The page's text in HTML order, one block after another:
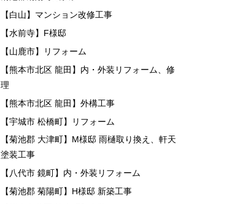
【白山】マンション改修工事
【水前寺】F様邸
【山鹿市】リフォーム
【熊本市北区 龍田】内・外装リフォーム、修
理
【熊本市北区 龍田】外構工事
【宇城市 松橋町】リフォーム
【菊池郡 大津町】M様邸 雨樋取り換え、軒天
塗装工事
【八代市 鏡町】内・外装リフォーム
【菊池郡 菊陽町】H様邸 新築工事